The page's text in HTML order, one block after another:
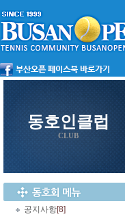
동호인클럽
CLUB
공지사항[8]